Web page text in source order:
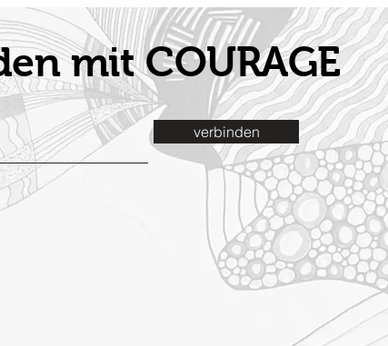
mit COURAGE
verbinden